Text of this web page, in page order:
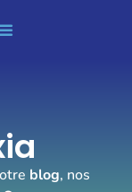
blog, nos